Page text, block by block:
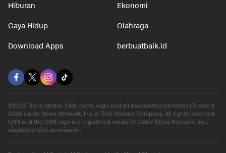
Hiburan Ekonomi
Gaya Hidup Olahraga
Download Apps berbuatbaik.id
©2026 Trans Media, CNN name, logo and all associated elements (R) and ©
2026 Cable News Network, Inc. A Time Warner Company. All rights reserved.
CNN and the CNN logo are registered marks of Cable News Network, Inc.,
displayed with permission.